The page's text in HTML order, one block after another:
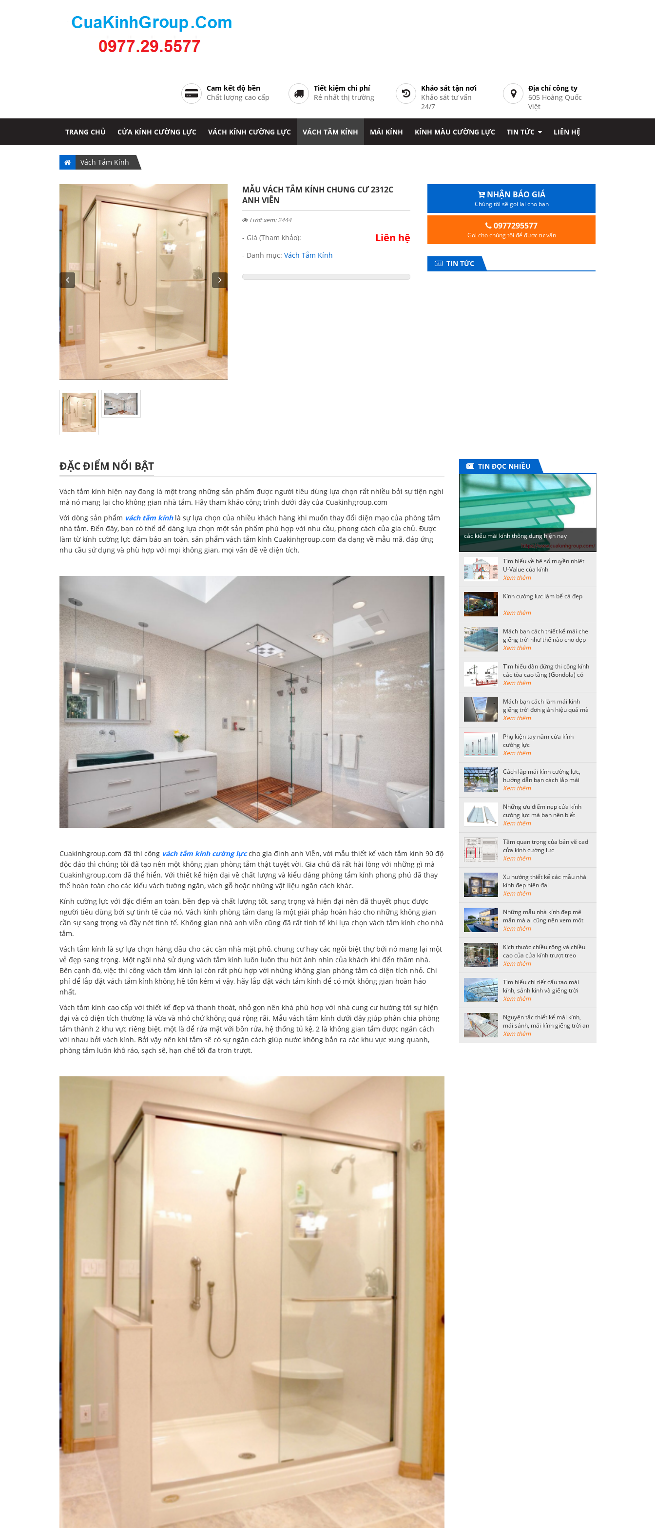
Cam kết độ bền
Chất lượng cao cấp
Tiết kiệm chi phí
Rẻ nhất thị trường
Khảo sát tận nơi
Khảo sát tư vấn
24/7
Địa chỉ công ty
605 Hoàng Quốc
Việt
TRANG CHỦ CỬA KÍNH CƯỜNG LỰC VÁCH KÍNH CƯỜNG LỰC VÁCH TẮM KÍNH MÁI KÍNH KÍNH MÀU CƯỜNG LỰC TIN TỨC LIÊN HỆ
Vách Tắm Kính
MẪU VÁCH TẮM KÍNH CHUNG CƯ 2312C
ANH VIỄN
Lượt xem: 2444
- Giá (Tham khảo): Liên hệ
- Danh mục: Vách Tắm Kính
NHẬN BÁO GIÁ
Chúng tôi sẽ gọi lại cho bạn
0977295577
Gọi cho chúng tôi để được tư vấn
TIN TỨC
ĐẶC ĐIỂM NỔI BẬT
Vách tắm kính hiện nay đang là một trong những sản phẩm được người tiêu dùng lựa chọn rất nhiều bởi sự tiện nghi
mà nó mang lại cho không gian nhà tắm. Hãy tham khảo công trình dưới đây của Cuakinhgroup.com
Với dòng sản phẩm vách tắm kínhlà sự lựa chọn của nhiều khách hàng khi muốn thay đổi diện mạo của phòng tắm
nhà tắm. Đến đây, bạn có thể dễ dàng lựa chọn một sản phẩm phù hợp với nhu cầu, phong cách của gia chủ. Được
làm từ kính cường lực đảm bảo an toàn, sản phẩm vách tắm kính Cuakinhgroup.com đa dạng về mẫu mã, đáp ứng
nhu cầu sử dụng và phù hợp với mọi không gian, mọi vấn đề về diện tích.
Cuakinhgroup.com đã thi công vách tắm kính cường lựccho gia đình anh Viễn, với mẫu thiết kế vách tắm kính 90 độ
độc đáo thì chúng tôi đã tạo nên một không gian phòng tắm thật tuyệt vời. Gia chủ đã rất hài lòng với những gì mà
Cuakinhgroup.com đã thể hiển. Với thiết kế hiện đại về chất lượng và kiểu dáng phòng tắm kính phong phú đã thay
thế hoàn toàn cho các kiểu vách tường ngăn, vách gỗ hoặc những vật liệu ngăn cách khác.
Kính cường lực với đặc điểm an toàn, bền đẹp và chất lượng tốt, sang trọng và hiện đại nên đã thuyết phục được
người tiêu dùng bởi sự tinh tế của nó. Vách kính phòng tắm đang là một giải pháp hoàn hảo cho những không gian
cần sự sang trọng và đầy nét tinh tế. Không gian nhà anh viễn cũng đã rất tinh tế khi lựa chọn vách tắm kính cho nhà
tắm.
Vách tắm kính là sự lựa chọn hàng đầu cho các căn nhà mặt phố, chung cư hay các ngôi biệt thự bởi nó mang lại một
vẻ đẹp sang trọng. Một ngôi nhà sử dụng vách tắm kính luôn luôn thu hút ánh nhìn của khách khi đến thăm nhà.
Bên cạnh đó, việc thi công vách tắm kính lại còn rất phù hợp với những không gian phòng tắm có diện tích nhỏ. Chi
phí để lắp đặt vách tắm kính không hề tốn kém vì vậy, hãy lắp đặt vách tắm kính để có một không gian hoàn hảo
nhất.
Vách tắm kính cao cấp với thiết kế đẹp và thanh thoát, nhỏ gọn nên khá phù hợp với nhà cung cư hướng tới sự hiện
đại và có diện tích thường là vừa và nhỏ chứ không quá rộng rãi. Mẫu vách tắm kính dưới đây giúp phân chia phòng
tắm thành 2 khu vực riêng biệt, một là để rửa mặt với bồn rửa, hệ thống tủ kệ, 2 là không gian tắm được ngăn cách
với nhau bởi vách kính. Bởi vậy nên khi tắm sẽ có sự ngăn cách giúp nước không bắn ra các khu vực xung quanh,
phòng tắm luôn khô ráo, sạch sẽ, hạn chế tối đa trơn trượt.
TIN ĐỌC NHIỀU
các kiểu mài kính thông dụng hiện nay
Tìm hiểu về hệ số truyền nhiệt
U-Value của kính
Xem thêm
Kính cường lực làm bể cá đẹp
Xem thêm
Mách bạn cách thiết kế mái che
giếng trời như thế nào cho đẹp
Xem thêm
Tìm hiểu dàn đứng thi công kính
các tòa cao tầng (Gondola) có
kết cấu như thế nào?
Xem thêm
Mách bạn cách làm mái kính
giếng trời đơn giản hiệu quả mà
tiết kiệm nhất
Xem thêm
Phụ kiện tay nắm cửa kính
cường lực
Xem thêm
Cách lắp mái kính cường lực,
hướng dẫn bạn cách lắp mái
kính an toàn
Xem thêm
Những ưu điểm nẹp cửa kính
cường lực mà bạn nên biết
Xem thêm
Tầm quan trọng của bản vẽ cad
cửa kính cường lực
Xem thêm
Xu hướng thiết kế các mẫu nhà
kính đẹp hiện đại
Xem thêm
Những mẫu nhà kính đẹp mê
mẩn mà ai cũng nên xem một
lần
Xem thêm
Kích thước chiều rộng và chiều
cao của cửa kính trượt treo
thông dụng
Xem thêm
Tìm hiểu chi tiết cấu tạo mái
kính, sảnh kính và giếng trời
bằng kính cường lực
Xem thêm
Nguyên tắc thiết kế mái kính,
mái sảnh, mái kính giếng trời an
toàn
Xem thêm